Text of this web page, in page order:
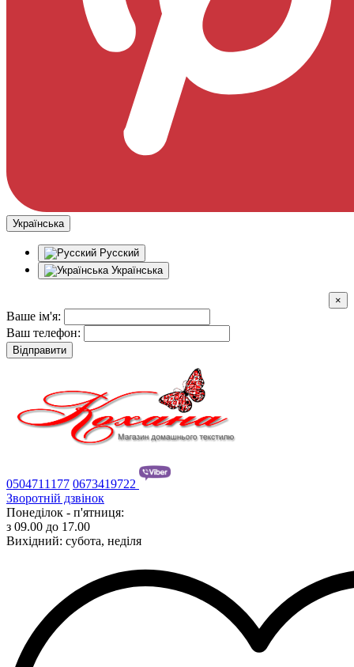
Українська
Русский
Українська
×
Ваше ім'я:
Ваш телефон:
Відправити
0504711177 0673419722
Зворотній дзвінок
Понеділок - п'ятниця:
з 09.00 до 17.00
Вихідний: субота, неділя